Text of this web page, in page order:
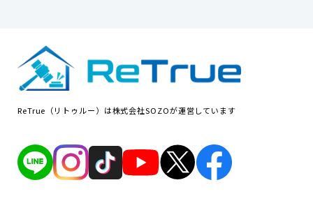
ReTrue（リトゥルー）は株式会社SOZOが運営しています